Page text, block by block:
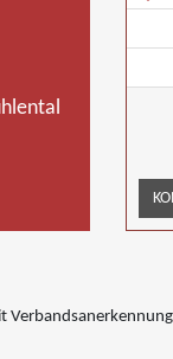
Verbandsanerkennung